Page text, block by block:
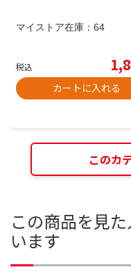
マイストア在庫： 64
税込
カートに入れる
このカ
この商品を見
います